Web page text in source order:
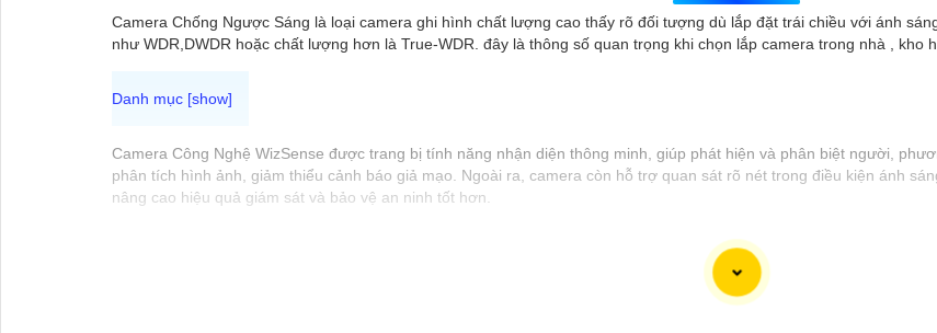
Camera Chống Ngược Sáng là loại camera ghi hình chất lượng cao thấy rõ đối tượng dù lắp đặt trái chiều với ánh
như WDR,DWDR hoặc chất lượng hơn là True-WDR. đây là thông số quan trọng khi chọn lắp camera trong nhà ,
Camera Công Nghệ WizSense được trang bị tính năng nhận diện thông minh, giúp phát hiện và phân biệt người,
phân tích hình ảnh, giảm thiểu cảnh báo giả mạo. Ngoài ra, camera còn hỗ trợ quan sát rõ nét trong điều kiện ánh
nâng cao hiệu quả giám sát và bảo vệ an ninh tốt hơn.